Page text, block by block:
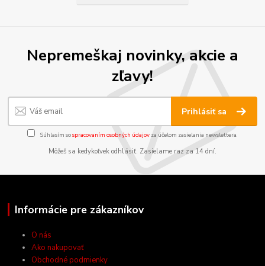
Nepremeškaj novinky, akcie a
zľavy!
Prihlásiť sa
Súhlasím sospracovaním osobných údajov za účelom zasielania newslettera.
Môžeš sa kedykoľvek odhlásiť. Zasielame raz za 14 dní.
Informácie pre zákazníkov
O nás
Ako nakupovať
Obchodné podmienky